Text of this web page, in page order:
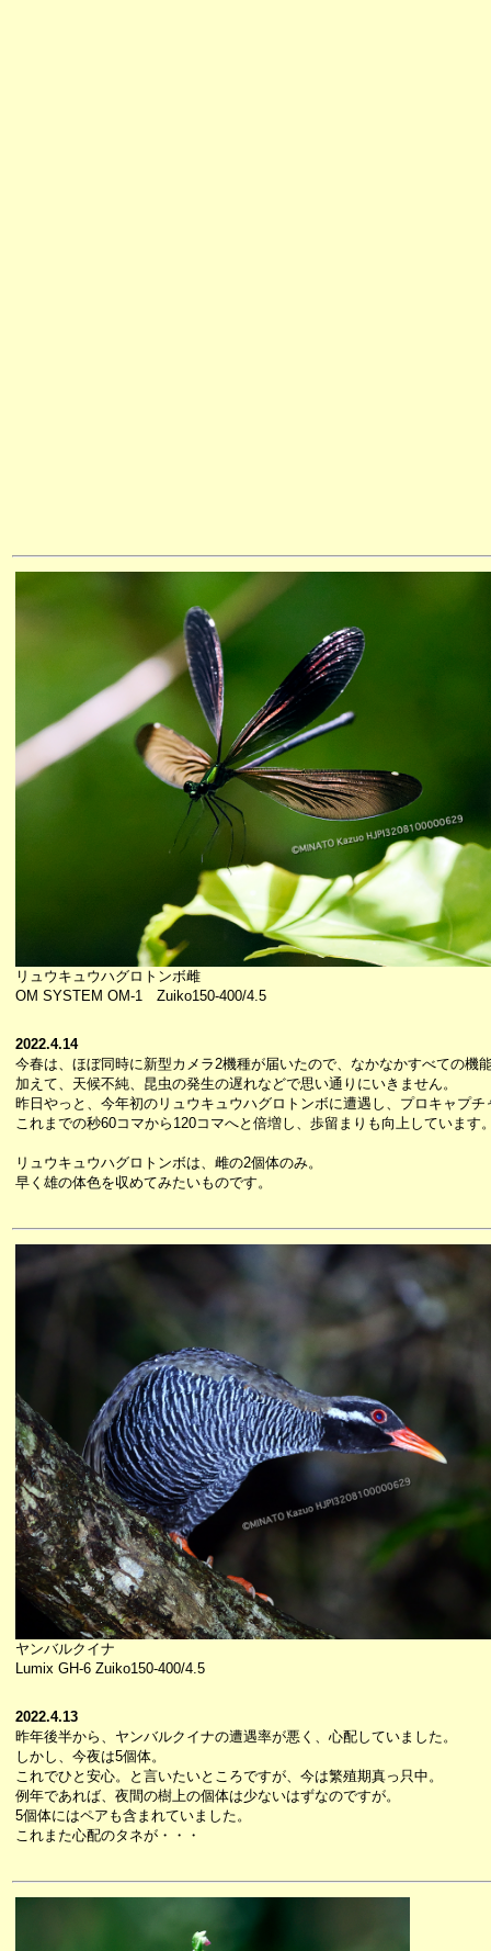
リュウキュウハグロトンボ雌
OM SYSTEM OM-1 Zuiko150-400/4.5
2022.4.14
今春は、ほぼ同時に新型カメラ2機種が届いたので、なかなかすべての機
加えて、天候不純、昆虫の発生の遅れなどで思い通りにいきません。
昨日やっと、今年初のリュウキュウハグロトンボに遭遇し、プロキャプ
これまでの秒60コマから120コマへと倍増し、歩留まりも向上しています
リュウキュウハグロトンボは、雌の2個体のみ。
早く雄の体色を収めてみたいものです。
ヤンバルクイナ
Lumix GH-6 Zuiko150-400/4.5
2022.4.13
昨年後半から、ヤンバルクイナの遭遇率が悪く、心配していました。
しかし、今夜は5個体。
これでひと安心。と言いたいところですが、今は繁殖期真っ只中。
例年であれば、夜間の樹上の個体は少ないはずなのですが。
5個体にはペアも含まれていました。
これまた心配のタネが・・・